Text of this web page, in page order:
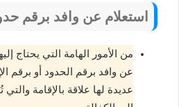
استعلام عن وافد برقم
من الأمور الهامة التي يحتاج
عن وافد برقم الحدود أو برقم
عديدة لها علاقة بالإقامة